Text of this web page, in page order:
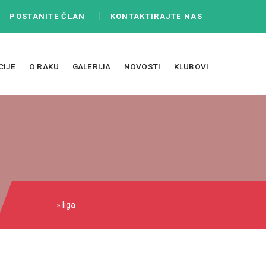
POSTANITE ČLAN KONTAKTIRAJTE NAS
O RAKU GALERIJA NOVOSTI KLUBOVI
» liga